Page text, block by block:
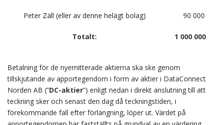
Peter Zäll (eller av denne helägt bolag) 90 000
Totalt: 1 000 000
Betalning för de nyemitterade aktierna ska ske genom
tillskjutande av apportegendom i form av aktier i DataConnect
Norden AB (”DC-aktier”) enligt nedan i direkt anslutning till att
teckning sker och senast den dag då teckningstiden, i
förekommande fall efter förlängning, löper ut. Värdet på